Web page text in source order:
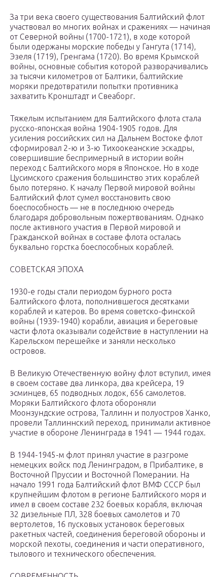
За три века своего существования Балтийский флот
участвовал во многих войнах и сражениях — начиная
от Северной войны (1700-1721), в ходе которой
были одержаны морские победы у Гангута (1714),
Эзеля (1719), Гренгама (1720). Во время Крымской
войны, основные события которой разворачивались
за тысячи километров от Балтики, балтийские
моряки предотвратили попытки противника
захватить Кронштадт и Свеаборг.
Тяжелым испытанием для Балтийского флота стала
русско-японская война 1904-1905 годов. Для
усиления российских сил на Дальнем Востоке флот
сформировал 2-ю и 3-ю Тихоокеанские эскадры,
совершившие беспримерный в истории войн
переход с Балтийского моря в Японское. Но в ходе
Цусимского сражения большинство этих кораблей
было потеряно. К началу Первой мировой войны
Балтийский флот сумел восстановить свою
боеспособность — не в последнюю очередь
благодаря добровольным пожертвованиям. Однако
после активного участия в Первой мировой и
Гражданской войнах в составе флота осталась
буквально горстка боеспособных кораблей.
СОВЕТСКАЯ ЭПОХА
1930-е годы стали периодом бурного роста
Балтийского флота, пополнившегося десятками
кораблей и катеров. Во время советско-финской
войны (1939-1940) корабли, авиация и береговые
части флота оказывали содействие в наступлении на
Карельском перешейке и заняли несколько
островов.
В Великую Отечественную войну флот вступил, имея
в своем составе два линкора, два крейсера, 19
эсминцев, 65 подводных лодок, 656 самолетов.
Моряки Балтийского флота обороняли
Моонзундские острова, Таллинн и полуостров Ханко,
провели Таллиннский переход, принимали активное
участие в обороне Ленинграда в 1941 — 1944 годах.
В 1944-1945-м флот принял участие в разгроме
немецких войск под Ленинградом, в Прибалтике, в
Восточной Пруссии и Восточной Померании. На
начало 1991 года Балтийский флот ВМФ СССР был
крупнейшим флотом в регионе Балтийского моря и
имел в своем составе 232 боевых корабля, включая
32 дизельные ПЛ, 328 боевых самолетов и 70
вертолетов, 16 пусковых установок береговых
ракетных частей, соединения береговой обороны и
морской пехоты, соединения и части оперативного,
тылового и технического обеспечения.